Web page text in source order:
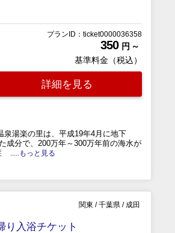
プランID：ticket0000036358
350 円 ～
基準料金（税込）
詳細を見る
湯楽の里は、平成19年4月に地下
成分で、200万年～300万年前の海水が
.....もっと見る
関東 / 千葉県 / 成田
り入浴チケット